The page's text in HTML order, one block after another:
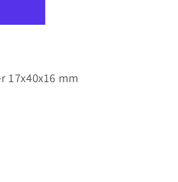
17x40x16 mm